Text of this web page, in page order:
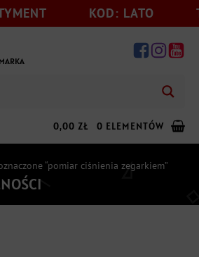
KOD: LATO
0,00 ZŁ 0 ELEMENTÓW
“pomiar ciśnienia zegarkiem”